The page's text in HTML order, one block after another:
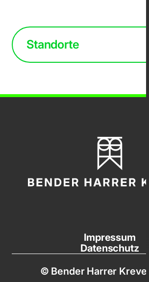
Standorte
Impressum
Datenschutz
© Bender Harrer